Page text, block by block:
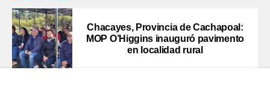
Chacayes, Provincia de Cachapoal:
MOP O’Higgins inauguró pavimento
en localidad rural